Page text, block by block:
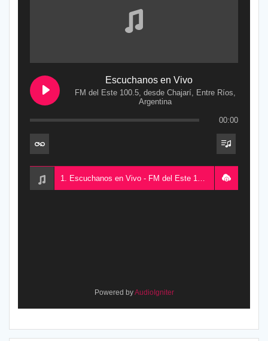
Escuchanos en Vivo
FM del Este 100.5, desde Chajarí, Entre Ríos,
Argentina
00:00
Powered byAudioIgniter